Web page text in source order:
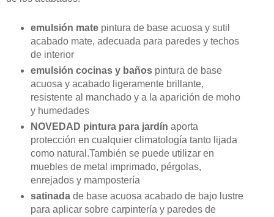
emulsión matepintura de base acuosa y sutil
acabado mate, adecuada para paredes y techos
de interior
emulsión cocinas y bañospintura de base
acuosa y acabado ligeramente brillante,
resistente al manchado y a la aparición de moho
y humedades
NOVEDAD pintura para jardín aporta
protección en cualquier climatología tanto lijada
como natural.También se puede utilizar en
muebles de metal imprimado, pérgolas,
enrejados y mampostería
satinadade base acuosa acabado de bajo lustre
para aplicar sobre carpintería y paredes de